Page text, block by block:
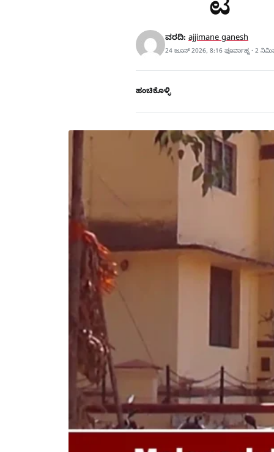
ವರದಿ: ajjimane ganesh
24 ಜೂನ್ 2026, 8:16 ಫೂರ್ವಾಹ್ನ · 2
ಹಂಚಿಕೊಳ್ಳಿ